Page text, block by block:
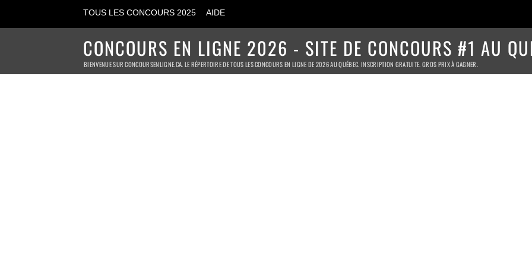
TOUS LES CONCOURS 2025 AIDE
CONCOURS EN LIGNE 2026 - SITE DE CONCOURS #1 AU
BIENVENUE SUR CONCOURSENLIGNE.CA. LE RÉPERTOIRE DE TOUS LES CONCOURS EN LIGNE DE 2026 AU QUÉBEC. INSCRIPTION GRATUITE. GROS PRIX À GAGNER.